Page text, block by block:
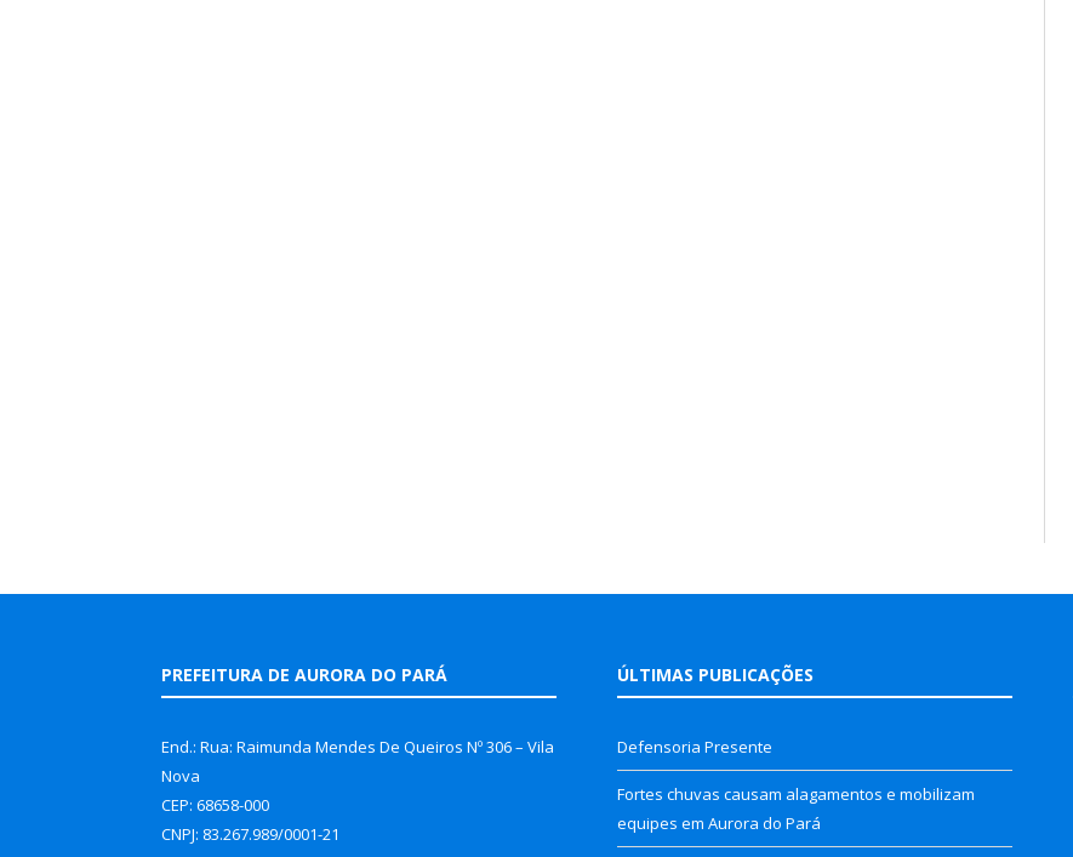
PREFEITURA DE AURORA DO PARÁ
End.: Rua: Raimunda Mendes De Queiros Nº 306 – Vila
Nova
CEP: 68658-000
CNPJ: 83.267.989/0001-21
ÚLTIMAS PUBLICAÇÕES
Defensoria Presente
Fortes chuvas causam alagamentos e mobilizam
equipes em Aurora do Pará